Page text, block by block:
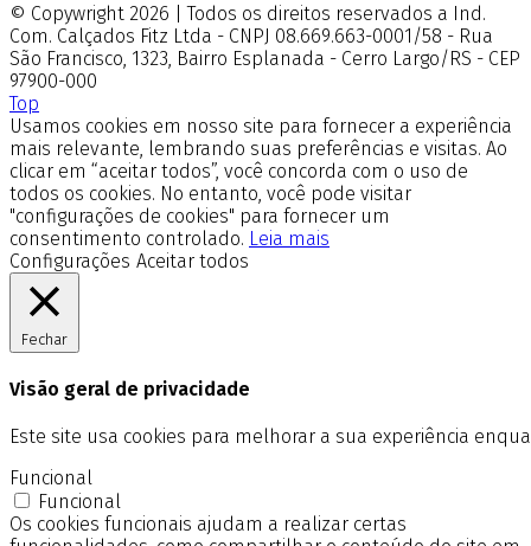
© Copywright 2026 | Todos os direitos reservados a Ind.
Com. Calçados Fitz Ltda - CNPJ 08.669.663-0001/58 - Rua
São Francisco, 1323, Bairro Esplanada - Cerro Largo/RS - CEP
97900-000
Top
Usamos cookies em nosso site para fornecer a experiência
mais relevante, lembrando suas preferências e visitas. Ao
clicar em “aceitar todos”, você concorda com o uso de
todos os cookies. No entanto, você pode visitar
"configurações de cookies" para fornecer um
consentimento controlado. Leia mais
Configurações Aceitar todos
Fechar
Visão geral de privacidade
Este site usa cookies para melhorar a sua experiência
Funcional
Funcional
Os cookies funcionais ajudam a realizar certas